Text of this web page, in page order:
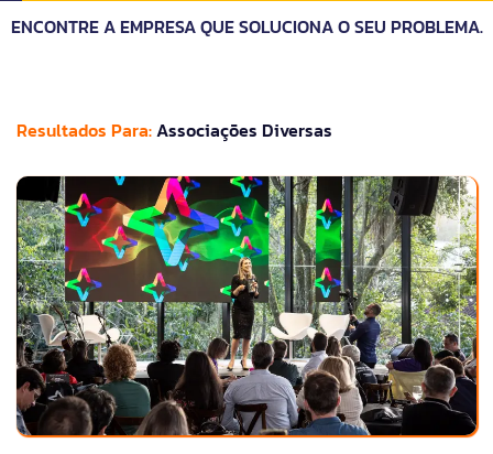
ENCONTRE A EMPRESA QUE SOLUCIONA O SEU PROBLEMA.
Resultados Para:Associações Diversas